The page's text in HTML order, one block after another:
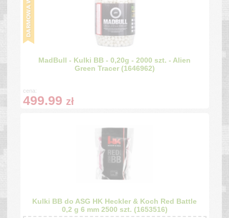
MadBull - Kulki BB - 0,20g - 2000 szt. - Alien
Green Tracer (1646962)
cena:
499.99 zł
Kulki BB do ASG HK Heckler & Koch Red Battle
0,2 g 6 mm 2500 szt. (1653516)